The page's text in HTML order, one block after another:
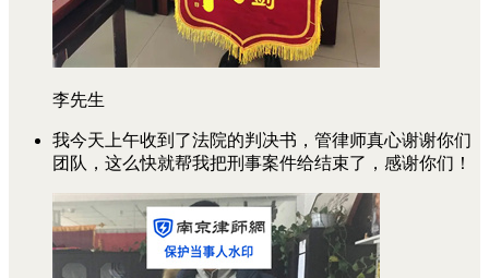
李先生
我今天上午收到了法院的判决书，管律师真心谢谢你们
团队，这么快就帮我把刑事案件给结束了，感谢你们！